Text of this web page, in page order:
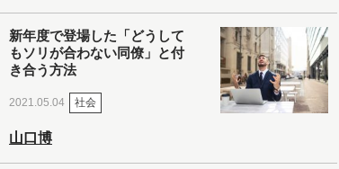
新年度で登場した「どうして
もソリが合わない同僚」と付
き合う方法
2021.05.04 社会
山口博